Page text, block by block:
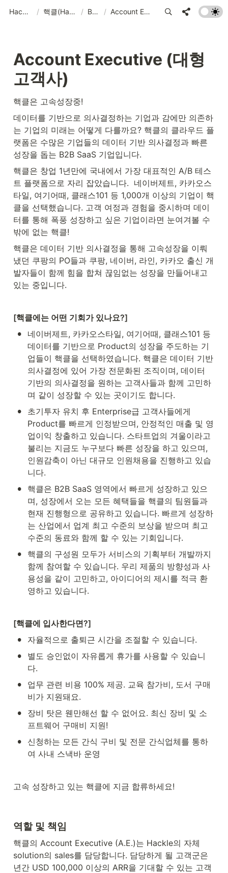
Hackle Overview / 핵클(Hackle) 채용 : 핵클은 고속성장중! / Business / Account Executive (대형고객사)
Account Executive (대형
고객사)
핵클은 고속성장중!
데이터를 기반으로 의사결정하는 기업과 감에만 의존하
는 기업의 미래는 어떻게 다를까요? 핵클의 클라우드 플
랫폼은 수많은 기업들의 데이터 기반 의사결정과 빠른
성장을 돕는 B2B SaaS 기업입니다.
핵클은 창업 1년만에 국내에서 가장 대표적인 A/B 테스
트 플랫폼으로 자리 잡았습니다.  네이버제트, 카카오스
타일, 여기어때, 클래스101 등 1,000개 이상의 기업이 핵
클을 선택했습니다. 고객 여정과 경험을 중시하며 데이
터를 통해 폭풍 성장하고 싶은 기업이라면 눈여겨볼 수
밖에 없는 핵클!
핵클은 데이터 기반 의사결정을 통해 고속성장을 이뤄
냈던 쿠팡의 PO들과 쿠팡, 네이버, 라인, 카카오 출신 개
발자들이 함께 힘을 합쳐 끊임없는 성장을 만들어내고
있는 중입니다.
[핵클에는 어떤 기회가 있나요?]
•
네이버제트, 카카오스타일, 여기어때, 클래스101 등
데이터를 기반으로 Product의 성장을 주도하는 기
업들이 핵클을 선택하였습니다. 핵클은 데이터 기반
의사결정에 있어 가장 전문화된 조직이며, 데이터
기반의 의사결정을 원하는 고객사들과 함께 고민하
며 같이 성장할 수 있는 곳이기도 합니다.
•
초기투자 유치 후 Enterprise급 고객사들에게
Product를 빠르게 인정받으며, 안정적인 매출 및 영
업이익 창출하고 있습니다. 스타트업의 겨울이라고
불리는 지금도 누구보다 빠른 성장을 하고 있으며,
인원감축이 아닌 대규모 인원채용을 진행하고 있습
니다.
•
핵클은 B2B SaaS 영역에서 빠르게 성장하고 있으
며, 성장에서 오는 모든 혜택들을 핵클의 팀원들과
현재 진행형으로 공유하고 있습니다. 빠르게 성장하
는 산업에서 업계 최고 수준의 보상을 받으며 최고
수준의 동료와 함께 할 수 있는 기회입니다.
•
핵클의 구성원 모두가 서비스의 기획부터 개발까지
함께 참여할 수 있습니다. 우리 제품의 방향성과 사
용성을 같이 고민하고, 아이디어의 제시를 적극 환
영하고 있습니다.
[핵클에 입사한다면?]
• 자율적으로 출퇴근 시간을 조절할 수 있습니다.
•
별도 승인없이 자유롭게 휴가를 사용할 수 있습니
다.
•
업무 관련 비용 100% 제공. 교육 참가비, 도서 구매
비가 지원돼요.
•
장비 탓은 웬만해선 할 수 없어요. 최신 장비 및 소
프트웨어 구매비 지원!
•
신청하는 모든 간식 구비 및 전문 간식업체를 통하
여 사내 스낵바 운영
고속 성장하고 있는 핵클에 지금 합류하세요!
역할 및 책임
핵클의 Account Executive (A.E.)는 Hackle의 자체
solution의 sales를 담당합니다. 담당하게 될 고객군은
년간 USD 100,000 이상의 ARR을 기대할 수 있는 고객